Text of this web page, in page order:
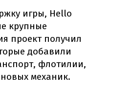
игры, Hello
крупные
проект получил
добавили
флотилии,
механик.